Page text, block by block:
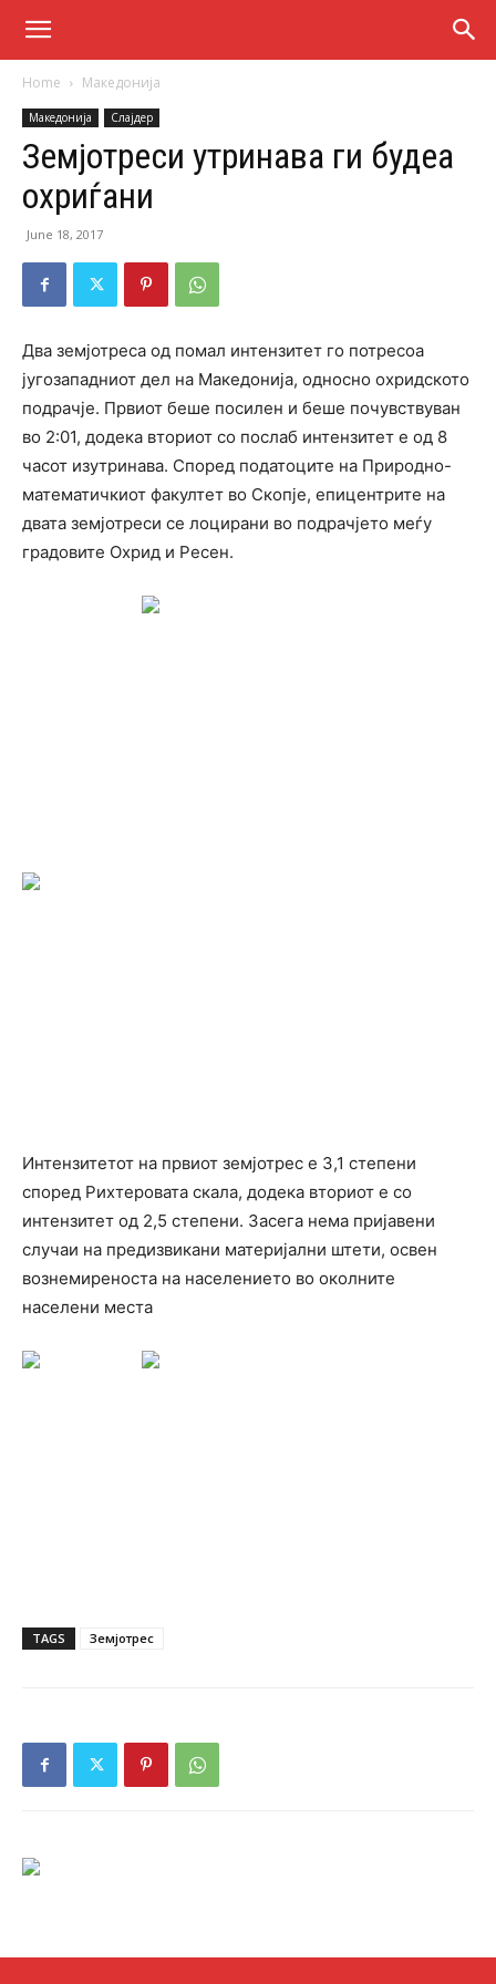
Home Македонија
Македонија Слајдер
Земјотреси утринава ги будеа
охриѓани
June 18, 2017
Два земјотреса од помал интензитет го потресоа
југозападниот дел на Македонија, односно охридското
подрачје. Првиот беше посилен и беше почувствуван
во 2:01, додека вториот со послаб интензитет е од 8
часот изутринава. Според податоците на Природно-
математичкиот факултет во Скопје, епицентрите на
двата земјотреси се лоцирани во подрачјето меѓу
градовите Охрид и Ресен.
Интензитетот на првиот земјотрес е 3,1 степени
според Рихтеровата скала, додека вториот е со
интензитет од 2,5 степени. Засега нема пријавени
случаи на предизвикани материјални штети, освен
вознемиреноста на населението во околните
населени места
TAGS Земјотрес